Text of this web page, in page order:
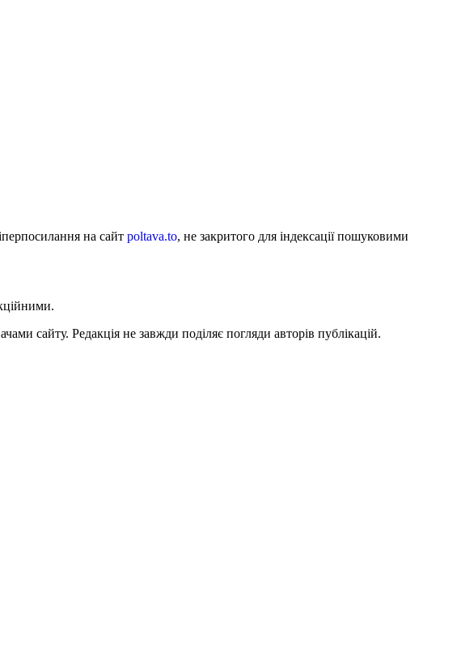
на сайт poltava.to, не закритого для індексації пошуковими
сайту. Редакція не завжди поділяє погляди авторів публікацій.